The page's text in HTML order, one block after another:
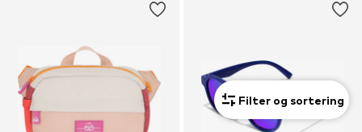
Filter og sortering